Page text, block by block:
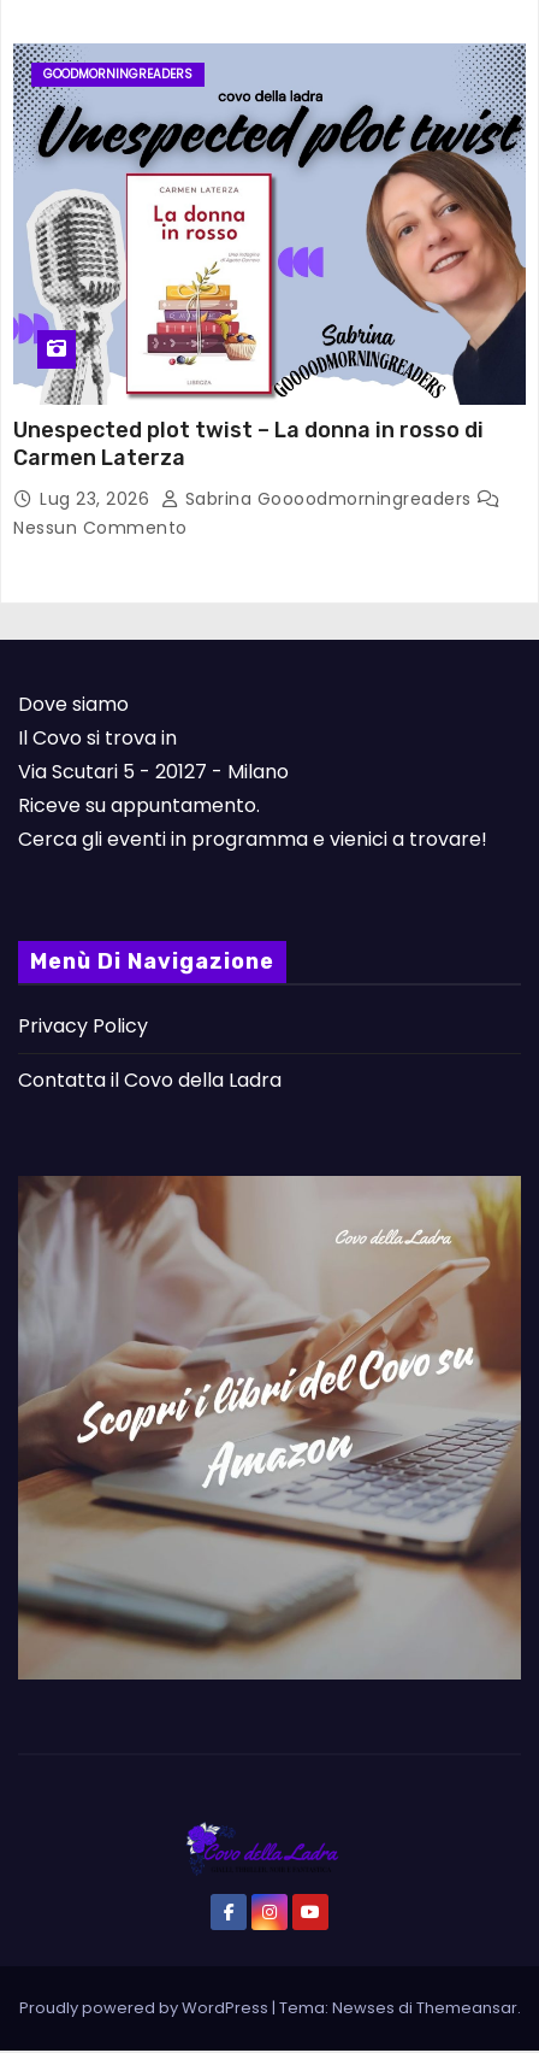
GOODMORNINGREADERS
Unespected plot twist – La donna in rosso di
Carmen Laterza
Lug 23, 2026
Sabrina Goooodmorningreaders
Nessun Commento
Dove siamo
Il Covo si trova in
Via Scutari 5 - 20127 - Milano
Riceve su appuntamento.
Cerca gli eventi in programma e vienici a trovare!
Menù Di Navigazione
Privacy Policy
Contatta il Covo della Ladra
Proudly powered by WordPress | Tema: Newses di Themeansar.